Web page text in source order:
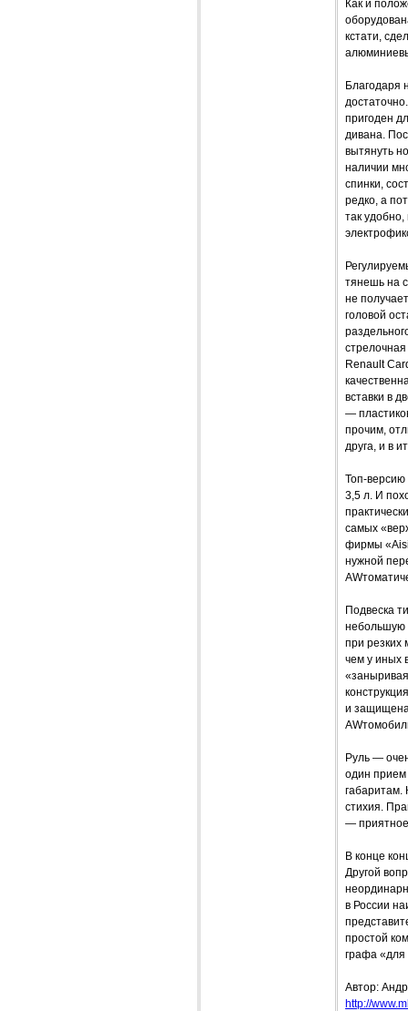
Как и
кстати,
Благодаря
пригоден
дивана.
вытянуть
наличии
спинки,
редко, а
так
тянешь на
не
головой
Renault
вставки в
—
прочим,
друга, и в
Топ-
3,5 л. И
самых
фирмы
нужной
Подвеска
небольшую
при резких
чем у иных
и защищена
Руль —
один прием
габаритам.
стихия.
—
В конце
Другой
в России
простой
графа «для
Автор:
http://